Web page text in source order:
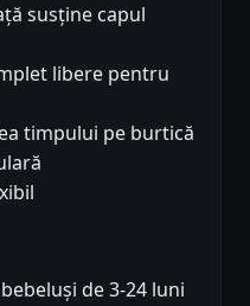
susține capul
libere pentru
timpului pe burtică
de 3-24 luni